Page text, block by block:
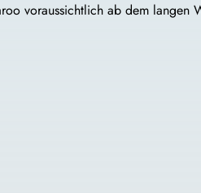
voraussichtlich ab dem langen